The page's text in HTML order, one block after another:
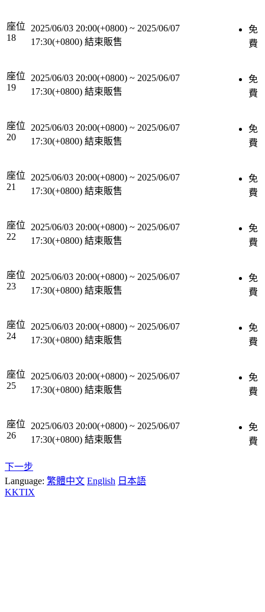
座位
18
2025/06/03 20:00(+0800) ~ 2025/06/07
17:30(+0800) 結束販售
免
費
座位
19
2025/06/03 20:00(+0800) ~ 2025/06/07
17:30(+0800) 結束販售
免
費
座位
20
2025/06/03 20:00(+0800) ~ 2025/06/07
17:30(+0800) 結束販售
免
費
座位
21
2025/06/03 20:00(+0800) ~ 2025/06/07
17:30(+0800) 結束販售
免
費
座位
22
2025/06/03 20:00(+0800) ~ 2025/06/07
17:30(+0800) 結束販售
免
費
座位
23
2025/06/03 20:00(+0800) ~ 2025/06/07
17:30(+0800) 結束販售
免
費
座位
24
2025/06/03 20:00(+0800) ~ 2025/06/07
17:30(+0800) 結束販售
免
費
座位
25
2025/06/03 20:00(+0800) ~ 2025/06/07
17:30(+0800) 結束販售
免
費
座位
26
2025/06/03 20:00(+0800) ~ 2025/06/07
17:30(+0800) 結束販售
免
費
下一步
Language: 繁體中文 English 日本語
KKTIX